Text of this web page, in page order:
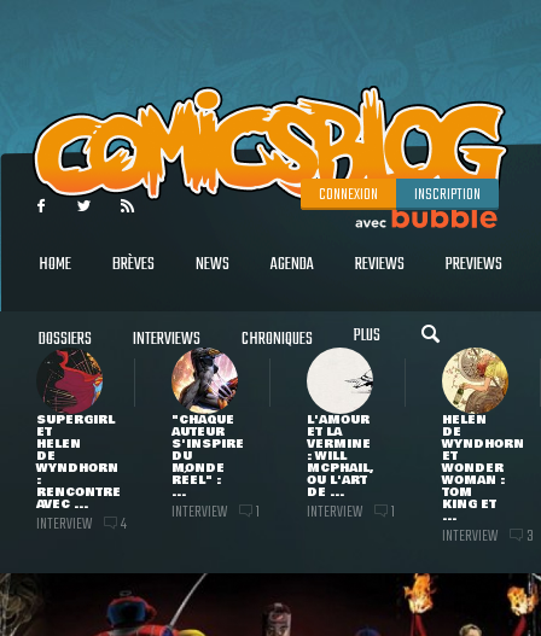
CONNEXION INSCRIPTION
HOME BRÈVES NEWS AGENDA REVIEWS PREVIEWS
DOSSIERS INTERVIEWS CHRONIQUES PLUS
SUPERGIRL
ET
HELEN
DE
WYNDHORN
:
RENCONTRE
AVEC ...
INTERVIEW 4
"CHAQUE
AUTEUR
S'INSPIRE
DU
MONDE
RÉEL" :
...
INTERVIEW 1
L'AMOUR
ET LA
VERMINE
: WILL
MCPHAIL,
OU L'ART
DE ...
INTERVIEW 1
HELEN
DE
WYNDHORN
ET
WONDER
WOMAN :
TOM
KING ET
...
INTERVIEW 3